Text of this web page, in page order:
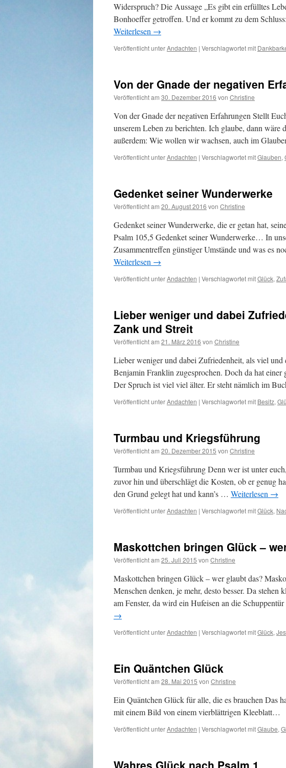
Widerspruch? Die Aussage „Es gibt ein erfülltes
Bonhoeffer getroffen. Und er kommt zu dem
Weiterlesen →
Veröffentlicht unterAndachten | Verschlagwortet mit
Von der Gnade der negativen
Veröffentlicht am 30. Dezember 2016 von Christine
Von der Gnade der negativen Erfahrungen Stellt
unserem Leben zu berichten. Ich glaube, dann wäre
außerdem: Wie wollen wir wachsen, auch im
Veröffentlicht unterAndachten | Verschlagwortet mitGlauben,
Gedenket seiner Wunderwerke
Veröffentlicht am 20. August 2016 von Christine
Gedenket seiner Wunderwerke, die er getan hat,
Psalm 105,5 Gedenket seiner Wunderwerke… In
Zusammentreffen günstiger Umstände und was es
Weiterlesen →
Veröffentlicht unterAndachten | Verschlagwortet mitGlück,
Lieber weniger und dabei
Zank und Streit
Veröffentlicht am 21. März 2016 von Christine
Lieber weniger und dabei Zufriedenheit, als viel
Benjamin Franklin zugesprochen. Doch da hat
Der Spruch ist viel viel älter. Er steht nämlich im
Veröffentlicht unterAndachten | Verschlagwortet mit Besitz,
Turmbau und Kriegsführung
Veröffentlicht am 20. Dezember 2015 von Christine
Turmbau und Kriegsführung Denn wer ist unter
zuvor hin und überschlägt die Kosten, ob er genug
den Grund gelegt hat und kann’s … Weiterlesen →
Veröffentlicht unterAndachten | Verschlagwortet mitGlück,
Maskottchen bringen Glück –
Veröffentlicht am 25. Juli 2015 von Christine
Maskottchen bringen Glück – wer glaubt das?
Menschen denken, je mehr, desto besser. Da
am Fenster, da wird ein Hufeisen an die
→
Veröffentlicht unterAndachten | Verschlagwortet mitGlück,
Ein Quäntchen Glück
Veröffentlicht am 28. Mai 2015 von Christine
Ein Quäntchen Glück für alle, die es brauchen Das
mit einem Bild von einem vierblättrigen Kleeblatt…
Veröffentlicht unterAndachten | Verschlagwortet mitGlaube,
Wahres Glück nach Psalm 1